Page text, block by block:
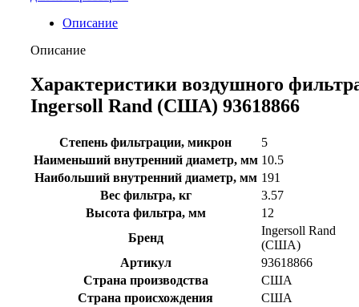
Описание
Описание
Характеристики воздушного
Ingersoll Rand (США) 93618866
Степень фильтрации, микрон
5
Наименьший внутренний диаметр, мм 10.5
Наибольший внутренний диаметр, мм 191
Вес фильтра, кг
3.57
Высота фильтра, мм
12
Бренд
Ingersoll Rand
(США)
Артикул
93618866
Страна производства
США
Страна происхождения
США